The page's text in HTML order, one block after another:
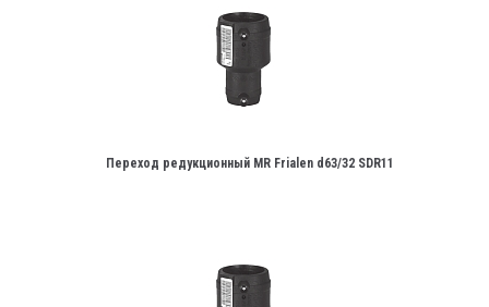
Переход редукционный MR Frialen d63/32 SDR11